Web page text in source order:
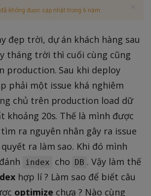
không được cập nhật trong 6 năm
đẹp trời, dự án khách hàng sau
tháng trời thì cuối cùng cũng
production. Sau khi deploy
phải một issue khá nghiêm
chủ trên production load dữ
khoảng 20s. Thế là mình được
ra nguyên nhân gây ra issue
ra làm sao. Khi đó mình
index cho DB . Vậy làm thế
hợp lí ? Làm sao để biết câu
optimize chưa ? Nào cùng